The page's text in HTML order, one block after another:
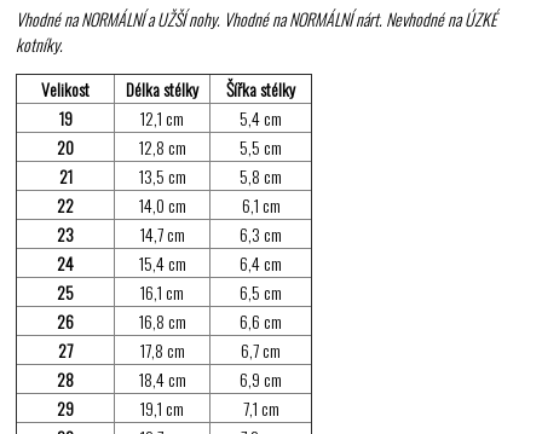
Vhodné na NORMÁLNÍ a UŽŠÍ nohy. Vhodné na NORMÁLNÍ nárt. Nevhodné na ÚZKÉ
kotníky.
Velikost
Délka stélky
Šířka stélky
19
12,1 cm
5,4 cm
20
12,8 cm
5,5 cm
21
13,5 cm
5,8 cm
22
14,0 cm
6,1 cm
23
14,7 cm
6,3 cm
24
15,4 cm
6,4 cm
25
16,1 cm
6,5 cm
26
16,8 cm
6,6 cm
27
17,8 cm
6,7 cm
28
18,4 cm
6,9 cm
29
19,1 cm
7,1 cm